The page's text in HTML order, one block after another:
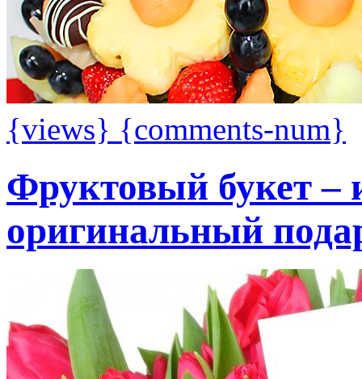
{views} {comments-num}
Фруктовый букет –
оригинальный